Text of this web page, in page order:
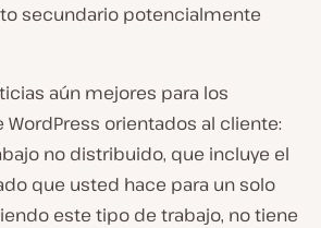
secundario potencialmente
aún mejores para los
orientados al cliente:
no distribuido, que incluye el
que usted hace para un solo
este tipo de trabajo, no tiene